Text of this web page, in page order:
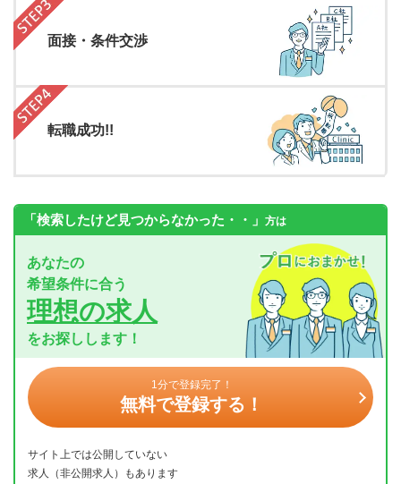
面接・条件交渉
転職成功!!
「検索したけど見つからなかった・・」 方は
あなたの
希望条件に合う
理想の求人
をお探しします！
1分で登録完了！
無料で登録する！
サイト上では公開していない
求人（非公開求人）もあります